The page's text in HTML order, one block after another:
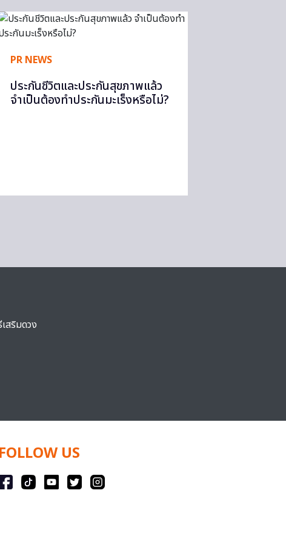
PR NEWS
ประกันชีวิตและประกันสุขภาพแล้ว
จำเป็นต้องทำประกันมะเร็งหรือไม่?
สริมดวง
FOLLOW US